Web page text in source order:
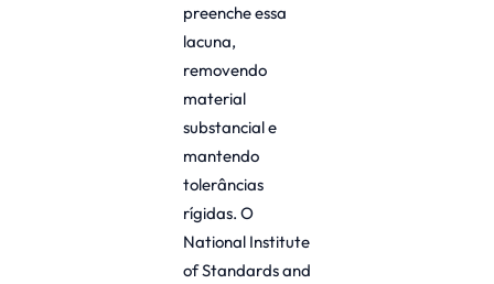
preenche essa
lacuna,
removendo
material
substancial e
mantendo
tolerâncias
rígidas. O
National Institute
of Standards and